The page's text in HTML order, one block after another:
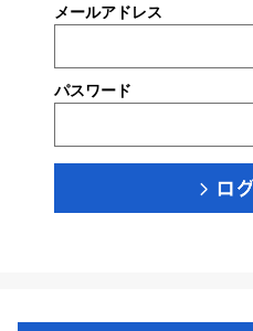
メールアドレス
パスワード